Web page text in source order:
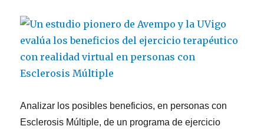
persoas
con
Múltiple
Analizar los posibles beneficios, en personas con
Esclerosis Múltiple, de un programa de ejercicio